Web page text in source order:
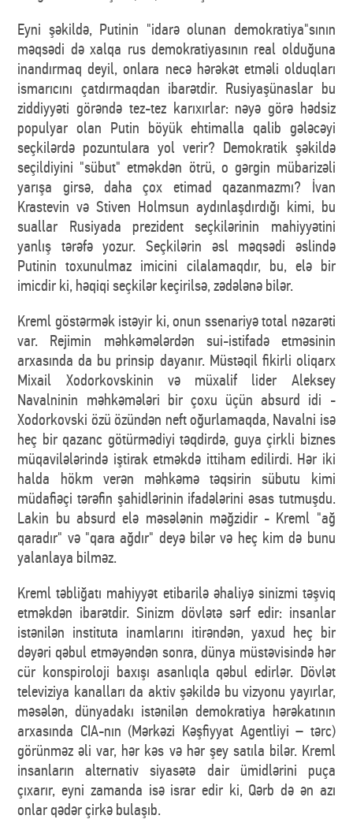
Eyni şəkildə, Putinin "idarə olunan demokratiya"sının
məqsədi də xalqa rus demokratiyasının real olduğuna
inandırmaq deyil, onlara necə hərəkət etməli olduqları
ismarıcını çatdırmaqdan ibarətdir. Rusiyaşünaslar bu
ziddiyyəti görəndə tez-tez karıxırlar: nəyə görə hədsiz
populyar olan Putin böyük ehtimalla qalib gələcəyi
seçkilərdə pozuntulara yol verir? Demokratik şəkildə
seçildiyini "sübut" etməkdən ötrü, o gərgin mübarizəli
yarışa girsə, daha çox etimad qazanmazmı? İvan
Krastevin və Stiven Holmsun aydınlaşdırdığı kimi, bu
suallar Rusiyada prezident seçkilərinin mahiyyətini
yanlış tərəfə yozur. Seçkilərin əsl məqsədi əslində
Putinin toxunulmaz imicini cilalamaqdır, bu, elə bir
imicdir ki, həqiqi seçkilər keçirilsə, zədələnə bilər.
Kreml göstərmək istəyir ki, onun ssenariyə total nəzarəti
var. Rejimin məhkəmələrdən sui-istifadə etməsinin
arxasında da bu prinsip dayanır. Müstəqil fikirli oliqarx
Mixail Xodorkovskinin və müxalif lider Aleksey
Navalninin məhkəmələri bir çoxu üçün absurd idi -
Xodorkovski özü özündən neft oğurlamaqda, Navalni isə
heç bir qazanc götürmədiyi təqdirdə, guya çirkli biznes
müqavilələrində iştirak etməkdə ittiham edilirdi. Hər iki
halda hökm verən məhkəmə təqsirin sübutu kimi
müdafiəçi tərəfin şahidlərinin ifadələrini əsas tutmuşdu.
Lakin bu absurd elə məsələnin məğzidir - Kreml "ağ
qaradır" və "qara ağdır" deyə bilər və heç kim də bunu
yalanlaya bilməz.
Kreml təbliğatı mahiyyət etibarilə əhaliyə sinizmi təşviq
etməkdən ibarətdir. Sinizm dövlətə sərf edir: insanlar
istənilən instituta inamlarını itirəndən, yaxud heç bir
dəyəri qəbul etməyəndən sonra, dünya müstəvisində hər
cür konspiroloji baxışı asanlıqla qəbul edirlər. Dövlət
televiziya kanalları da aktiv şəkildə bu vizyonu yayırlar,
məsələn, dünyadakı istənilən demokratiya hərəkatının
arxasında CIA-nın (Mərkəzi Kəşfiyyat Agentliyi – tərc)
görünməz əli var, hər kəs və hər şey satıla bilər. Kreml
insanların alternativ siyasətə dair ümidlərini puça
çıxarır, eyni zamanda isə israr edir ki, Qərb də ən azı
onlar qədər çirkə bulaşıb.